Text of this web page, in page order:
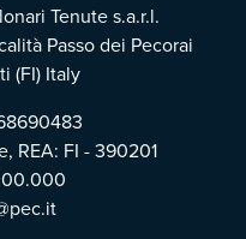
Tenute s.a.r.l.
Passo dei Pecorai
(FI) Italy
REA: FI - 390201